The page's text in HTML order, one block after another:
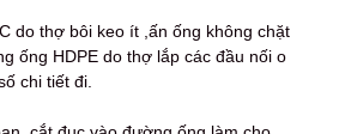
do thợ bôi keo ít ,ấn ống không chặt
ống HDPE do thợ lắp các đầu nối o
chi tiết đi.